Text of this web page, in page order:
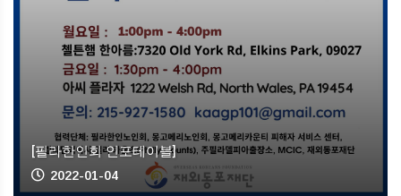
[필라한인회 인포테이블]
2022-01-04